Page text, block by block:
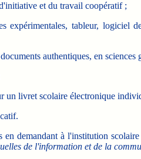
et du travail coopératif ;
tableur, logiciel
authentiques, en sciences
un livret scolaire électronique
demandant à l'institution scolaire
de l'information et de la